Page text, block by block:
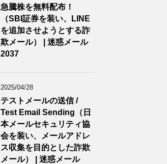
急騰株を無料配布！
（SBI証券を装い、LINE
を追加させようとする詐
欺メール） | 迷惑メール
2037
2025/04/28
テストメールの送信 /
Test Email Sending（日
本メールセキュリティ協
会を装い、メールアドレ
ス収集を目的とした詐欺
メール） | 迷惑メール